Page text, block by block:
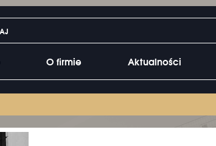
O firmie Aktualności